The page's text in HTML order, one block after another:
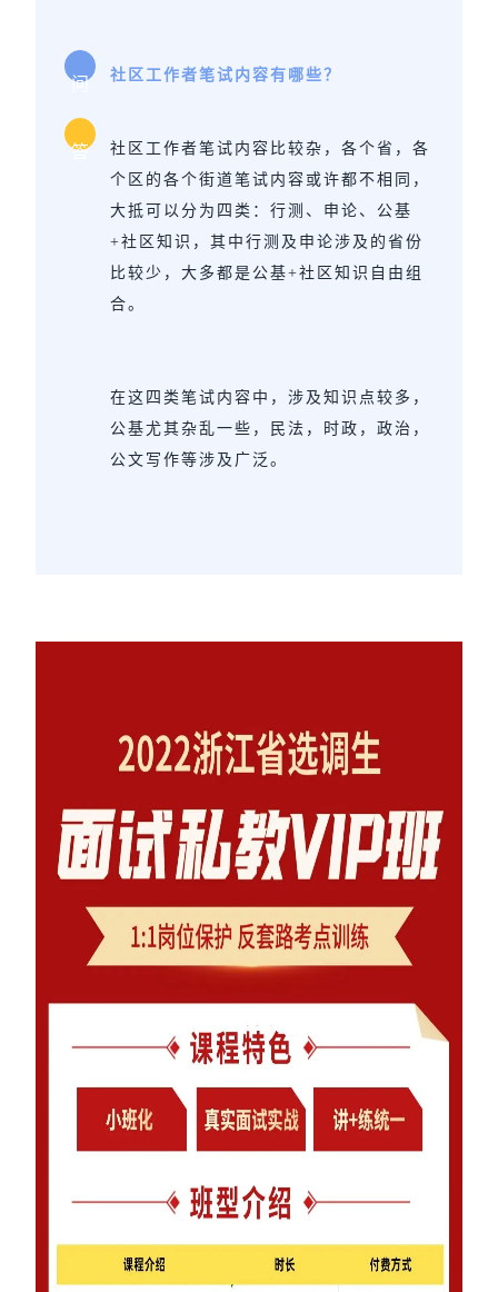
问 社区工作者笔试内容有哪些？
答
社区工作者笔试内容比较杂，各个省，各
个区的各个街道笔试内容或许都不相同，
大抵可以分为四类：行测、申论、公基
+社区知识，其中行测及申论涉及的省份
比较少，大多都是公基+社区知识自由组
合。
在这四类笔试内容中，涉及知识点较多，
公基尤其杂乱一些，民法，时政，政治，
公文写作等涉及广泛。